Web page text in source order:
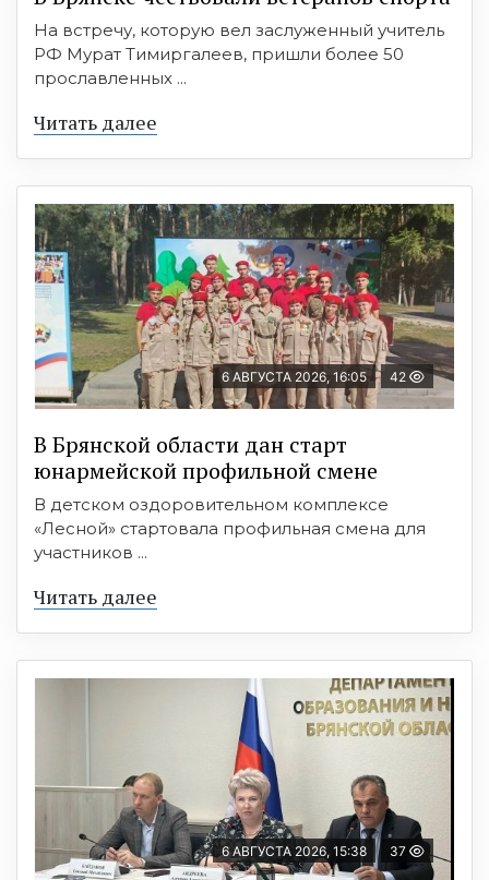
На встречу, которую вел заслуженный учитель
РФ Мурат Тимиргалеев, пришли более 50
прославленных ...
Читать далее
6 АВГУСТА 2026, 16:05 42
В Брянской области дан старт
юнармейской профильной смене
В детском оздоровительном комплексе
«Лесной» стартовала профильная смена для
участников ...
Читать далее
6 АВГУСТА 2026, 15:38 37